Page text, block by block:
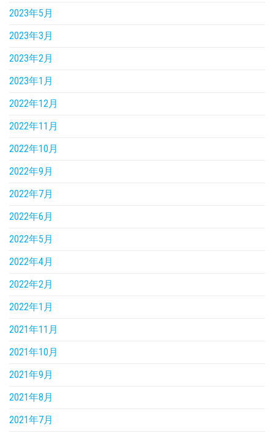
2023年5月
2023年3月
2023年2月
2023年1月
2022年12月
2022年11月
2022年10月
2022年9月
2022年7月
2022年6月
2022年5月
2022年4月
2022年2月
2022年1月
2021年11月
2021年10月
2021年9月
2021年8月
2021年7月